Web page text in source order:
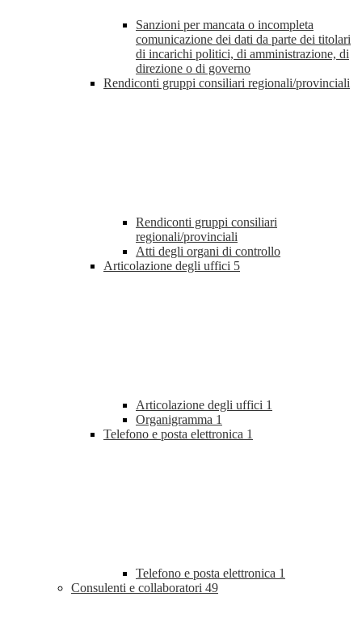
Sanzioni per mancata o incompleta
comunicazione dei dati da parte dei titolari
di incarichi politici, di amministrazione, di
direzione o di governo
Rendiconti gruppi consiliari regionali/provinciali
Rendiconti gruppi consiliari
regionali/provinciali
Atti degli organi di controllo
Articolazione degli uffici 5
Articolazione degli uffici 1
Organigramma 1
Telefono e posta elettronica 1
Telefono e posta elettronica 1
Consulenti e collaboratori 49